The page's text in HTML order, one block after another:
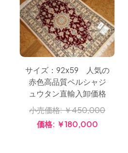
サイズ：92x59 人気の
赤色高品質ペルシャジ
ュウタン直輸入卸価格
小売価格:￥450,000
価格: ￥180,000